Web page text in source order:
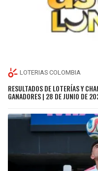
LOTERIAS COLOMBIA
RESULTADOS DE LOTERÍAS Y
GANADORES | 28 DE JUNIO DE